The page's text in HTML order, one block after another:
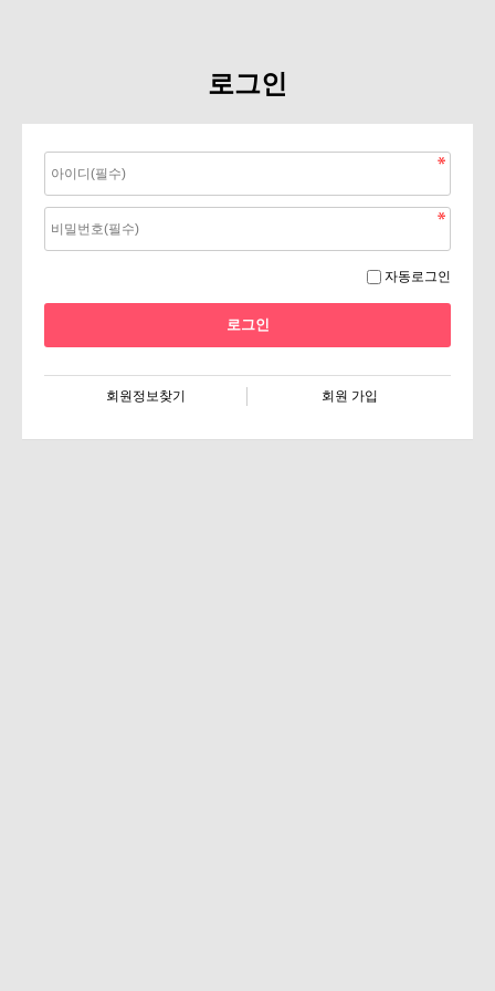
로그인
자동로그인
회원정보찾기 회원 가입